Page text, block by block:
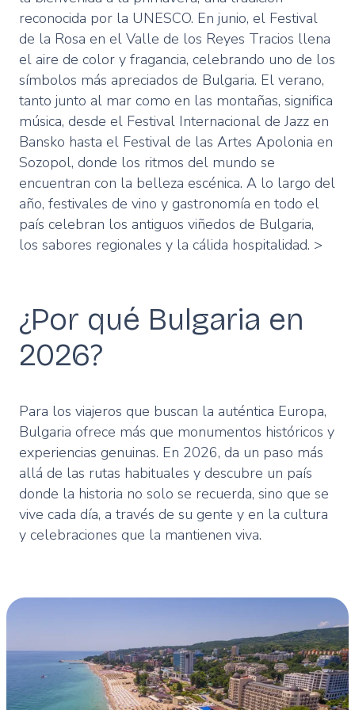
reconocida por la UNESCO. En junio, el Festival
de la Rosa en el Valle de los Reyes Tracios llena
el aire de color y fragancia, celebrando uno de los
símbolos más apreciados de Bulgaria. El verano,
tanto junto al mar como en las montañas, significa
música, desde el Festival Internacional de Jazz en
Bansko hasta el Festival de las Artes Apolonia en
Sozopol, donde los ritmos del mundo se
encuentran con la belleza escénica. A lo largo del
año, festivales de vino y gastronomía en todo el
país celebran los antiguos viñedos de Bulgaria,
los sabores regionales y la cálida hospitalidad. >
¿Por qué Bulgaria en
2026?
Para los viajeros que buscan la auténtica Europa,
Bulgaria ofrece más que monumentos históricos y
experiencias genuinas. En 2026, da un paso más
allá de las rutas habituales y descubre un país
donde la historia no solo se recuerda, sino que se
vive cada día, a través de su gente y en la cultura
y celebraciones que la mantienen viva.